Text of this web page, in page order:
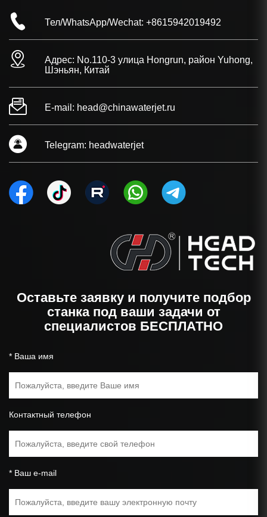
Тел/WhatsApp/Wechat: +8615942019492
Адрес: No.110-3 улица Hongrun, район Yuhong,
Шэньян, Китай
E-mail: head@chinawaterjet.ru
Telegram: headwaterjet
Оставьте заявку и получите подбор
станка под ваши задачи от
специалистов БЕСПЛАТНО
* Ваша имя
Контактный телефон
* Ваш e-mail